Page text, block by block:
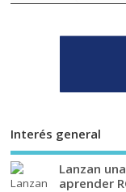
Interés general
Lanzan
aprender